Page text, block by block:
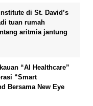
di St. David’s
tuan rumah
aritmia jantung
“AI Healthcare”
“Smart
Bersama New Eye